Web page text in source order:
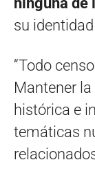
su
“Todo
Mantener
histórica e
temáticas